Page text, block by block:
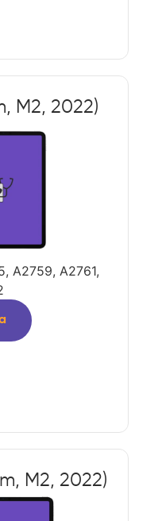
M2, 2022)
A2759, A2761,
M2, 2022)